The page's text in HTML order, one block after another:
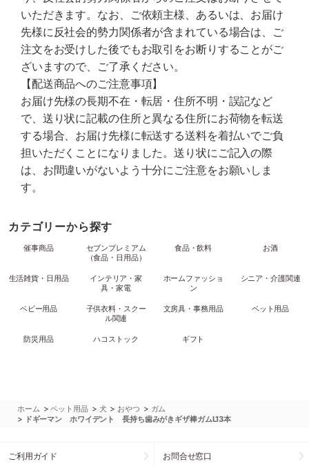
いただきます。なお、ご依頼主様、あるいは、お届け
先様に反社会的勢力関係者が含まれている場合は、ご
注文をお受けした後でもお取引をお断りすることがご
ざいますので、ご了承ください。
【配送商品へのご注意事項】
お届け先様の長期不在・転居・住所不明・誤記など
で、送り状に記載の住所と異なる住所にお荷物を転送
する場合、お届け先様に転送する送料を着払いでご負
担いただくことになりました。送り状にご記入の際
は、お間違いがないよう十分にご注意をお願いしま
す。
カテゴリーから探す
催事商品
セブンプレミアム
（食品・日用品）
食品・飲料 お酒
生活雑貨・日用品
インテリア・家
具・家電
ホームファッショ
ン
シニア・介護関連
ベビー用品
子供衣料・スクー
ル関連
文房具・事務用品 ペット用品
防災用品 ハコストック ギフト
ホーム >ペット用品 > 犬 > おやつ > ガム
> ドギーマン ホワイデント 長持ち歯みがきギザ棒ガムL13本
ご利用ガイド お問合せ窓口